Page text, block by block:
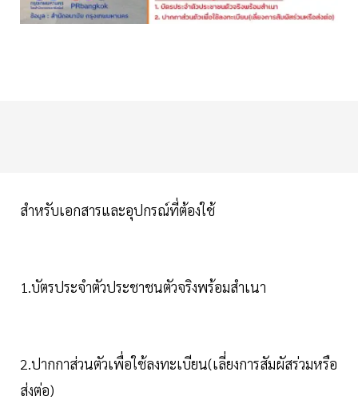
สำหรับเอกสารและอุปกรณ์ที่ต้องใช้
1.บัตรประจำตัวประชาชนตัวจริงพร้อมสำเนา
2.ปากกาส่วนตัวเพื่อใช้ลงทะเบียน(เลี่ยงการสัมผัสร่วมหรือ
ส่งต่อ)